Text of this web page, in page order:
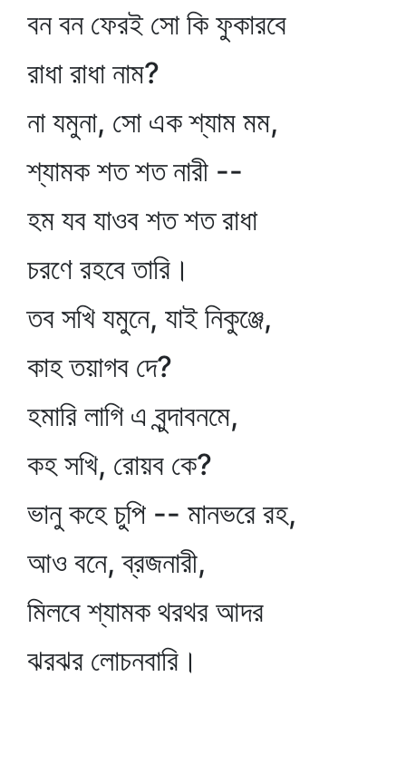
বন বন ফেরই সো কি ফুকারবে
রাধা রাধা নাম?
না যমুনা, সো এক শ্যাম মম,
শ্যামক শত শত নারী --
হম যব যাওব শত শত রাধা
চরণে রহবে তারি।
তব সখি যমুনে, যাই নিকুঞ্জে,
কাহ তয়াগব দে?
হমারি লাগি এ বুন্দাবনমে,
কহ সখি, রোয়ব কে?
ভানু কহে চুপি -- মানভরে রহ,
আও বনে, ব্রজনারী,
মিলবে শ্যামক থরথর আদর
ঝরঝর লোচনবারি।